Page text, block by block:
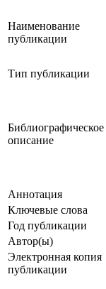
Наименование
публикации
Тип публикации
Библиографическое
описание
Аннотация
Ключевые cлова
Год публикации
Автор(ы)
Электронная копия
публикации